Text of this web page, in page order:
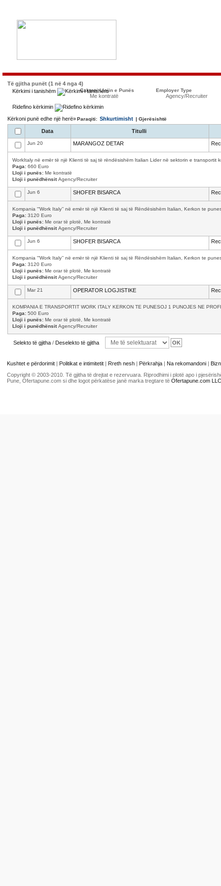
Të gjitha punët (1 në 4 nga 4)
Kërkimi i tanishëm
Caktoni Llojin e Punës
Me kontratë
Employer Type
Agency/Recruiter
Ridefino kërkimin
Kërkoni punë edhe një herë»Paraqiti: Shkurtimisht | Gjerësishtë
Data Titulli
Jun 20 MARANGOZ DETAR
WorkItaly në emër të një Klienti të saj të rëndësishëm Italian Lider në sektorin e transportit
Paga: 660 Euro
Lloji i punës: Me kontratë
Lloji i punëdhënsitAgency/Recruiter
Jun 6 SHOFER BISARCA
Kompania “‘Work Italy’’ në emër të një Klienti të saj të Rëndësishëm Italian, Kerkon te
Paga: 3120 Euro
Lloji i punës: Me orar të plotë, Me kontratë
Lloji i punëdhënsitAgency/Recruiter
Jun 6 SHOFER BISARCA
Kompania “‘Work Italy’’ në emër të një Klienti të saj të Rëndësishëm Italian, Kerkon te
Paga: 3120 Euro
Lloji i punës: Me orar të plotë, Me kontratë
Lloji i punëdhënsitAgency/Recruiter
Mar 21 OPERATOR LOGJISTIKE
KOMPANIA E TRANSPORTIT WORK ITALY KERKON TE PUNESOJ 1 PUNOJES NE
Paga: 500 Euro
Lloji i punës: Me orar të plotë, Me kontratë
Lloji i punëdhënsitAgency/Recruiter
Selekto të gjitha / Deselekto të gjitha
Kushtet e përdorimit | Politikat e intimitetit | Rreth nesh | Përkrahja | Na rekomandoni |
Copyright © 2003-2010. Të gjitha të drejtat e rezervuara. Riprodhimi i plotë apo i
Pune, Ofertapune.com si dhe logot përkatëse janë marka tregtare të Ofertapune.com LLC